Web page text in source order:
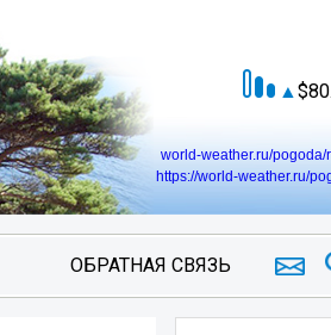
world-weather.ru/
https://world-weather.ru/
ОБРАТНАЯ СВЯЗЬ